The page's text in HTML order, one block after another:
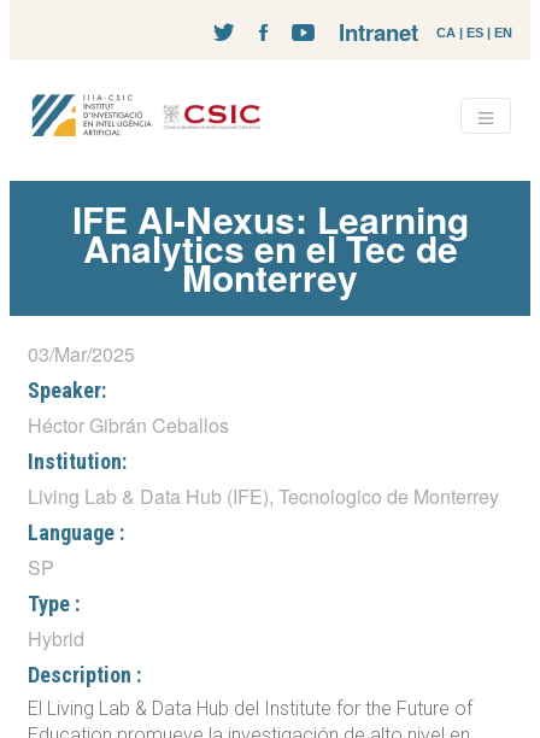
CA | ES | EN
Intranet
IFE AI-Nexus: Learning
Analytics en el Tec de
Monterrey
03/Mar/2025
Speaker:
Héctor Gibrán Ceballos
Institution:
Living Lab & Data Hub (IFE), Tecnologico de Monterrey
Language :
SP
Type :
Hybrid
Description :
El Living Lab & Data Hub del Institute for the Future of